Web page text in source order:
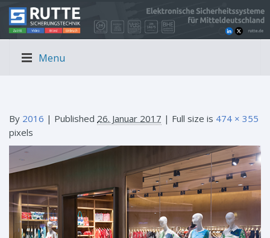
Menu
By 2016 | Published 26. Januar 2017 | Full size is 474 × 355
pixels